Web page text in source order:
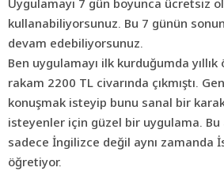
Uygulamayı 7 gün boyunca ücretsiz
kullanabiliyorsunuz. Bu 7 günün
devam edebiliyorsunuz.
Ben uygulamayı ilk kurduğumda
rakam 2200 TL civarında çıkmıştı.
konuşmak isteyip bunu sanal bir
isteyenler için güzel bir uygulama.
sadece İngilizce değil aynı zamanda
öğretiyor.